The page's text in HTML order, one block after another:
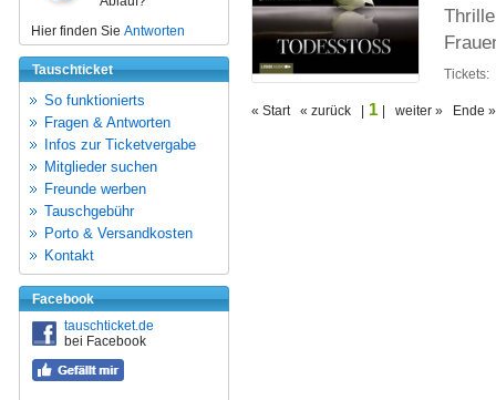
Hier finden Sie Antworten
Tauschticket
So funktionierts
Fragen & Antworten
Infos zur Ticketvergabe
Mitglieder suchen
Freunde werben
Tauschgebühr
Porto & Versandkosten
Kontakt
Facebook
tauschticket.de
bei Facebook
Tickets:
« Start « zurück | 1 | weiter » Ende »